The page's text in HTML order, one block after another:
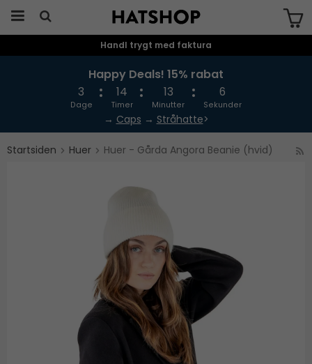
Produktet er blevet tilføjet til din
Handl trygt med faktura
Happy Deals! 15% rabat
3
Dage
14
Timer
13
Minutter
6
Sekunder
→ Caps → Stråhatte>
Startsiden Huer Huer - Gårda Angora Beanie (hvid)